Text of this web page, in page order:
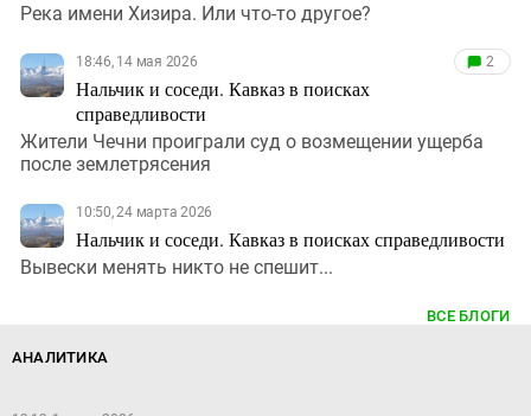
Река имени Хизира. Или что-то другое?
18:46, 14 мая 2026
Нальчик и соседи. Кавказ в поисках
справедливости
2
Жители Чечни проиграли суд о возмещении ущерба
после землетрясения
10:50, 24 марта 2026
Нальчик и соседи. Кавказ в поисках справедливости
Вывески менять никто не спешит...
ВСЕ БЛОГИ
АНАЛИТИКА